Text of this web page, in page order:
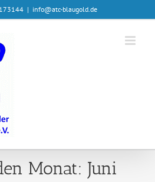
| info@atc-blaugold.de
Monat: Juni